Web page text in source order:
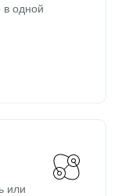
в одной
или